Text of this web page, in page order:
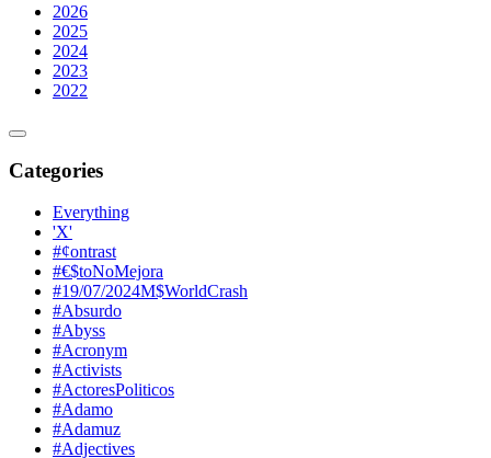
2026
2025
2024
2023
2022
Categories
Everything
'X'
#¢ontrast
#€$toNoMejora
#19/07/2024M$WorldCrash
#Absurdo
#Abyss
#Acronym
#Activists
#ActoresPoliticos
#Adamo
#Adamuz
#Adjectives